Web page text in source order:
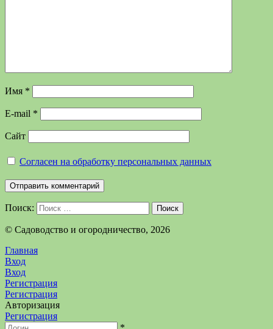
Имя *
E-mail *
Сайт
Согласен на обработку персональных данных
Поиск: Поиск
©️ Садоводство и огородничество, 2026
Главная
Вход
Вход
Регистрация
Регистрация
Авторизация
Регистрация